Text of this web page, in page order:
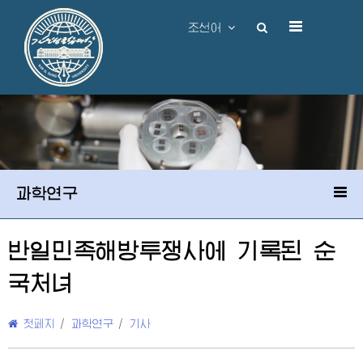
조선어
과학연구
반일민족해방투쟁사에 기록된 순
국처녀
첫페지 / 과학연구 / 기사